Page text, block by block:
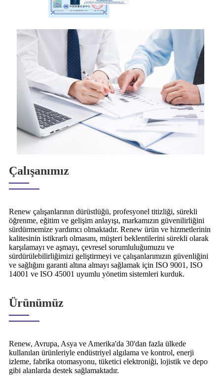
Çalışanımız
Renew çalışanlarının dürüstlüğü, profesyonel titizliği, sürekli
öğrenme, eğitim ve gelişim anlayışı, markamızın güvenilirliğini
sürdürmemize yardımcı olmaktadır. Renew ürün ve hizmetlerinin
kalitesinin istikrarlı olmasını, müşteri beklentilerini sürekli olarak
karşılamayı ve aşmayı, çevresel sorumluluğumuzu ve
sürdürülebilirliğimizi geliştirmeyi ve çalışanlarımızın güvenliğini
ve sağlığını garanti altına almayı sağlamak için ISO 9001, ISO
14001 ve ISO 45001 uyumlu yönetim sistemleri kurduk.
Ürünümüz
Renew, Avrupa, Asya ve Amerika'da 30'dan fazla ülkede
kullanılan ürünleriyle endüstriyel algılama ve kontrol, enerji
izleme, fabrika otomasyonu, tüketici elektroniği, lojistik ve depo
gibi alanlarda destek sağlamaktadır.